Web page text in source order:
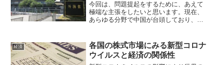
今回は、問題提起をするために、あえて
極端な主張をしたいと思います。現在、
あらゆる分野で中国が台頭しており、他
と、世界各国の思惑が中国を巡って交差
しています。日本は、中国...
経済
各国の株式市場にみる新型コロナ
ウイルスと経済の関係性